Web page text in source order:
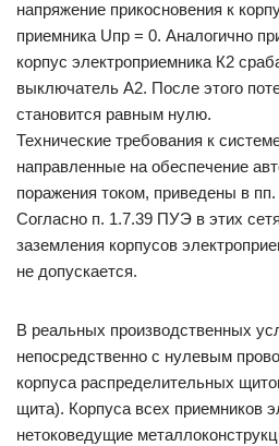
напряжение прикосновения к
приемника Uпр = 0. Аналогично
корпус электроприемника К2
выключатель А2. После этого
становится равным нулю.
Технические требования к
направленные на обеспечение
поражения током, приведены в
Согласно п. 1.7.39 ПУЭ в этих
заземления корпусов
не допускается.
В реальных производственных
непосредственно с нулевым
корпуса распределительных
щита). Корпуса всех приемников
нетоковедущие